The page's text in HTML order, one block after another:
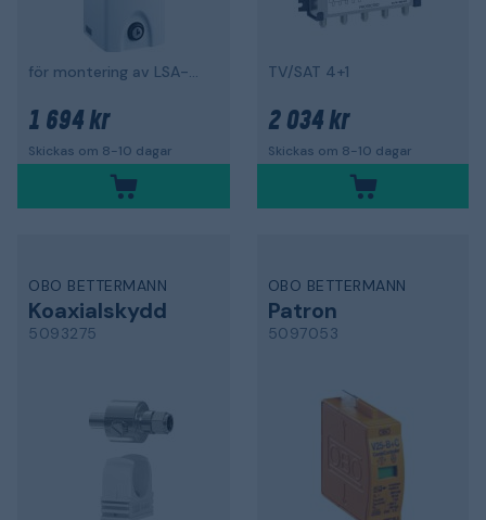
för montering av LSA-plint
1 694 kr
Skickas om 8-10 dagar
TV/SAT 4+1
2 034 kr
Skickas om 8-10 dagar
OBO BETTERMANN
Koaxialskydd
5093275
OBO BETTERMANN
Patron
5097053